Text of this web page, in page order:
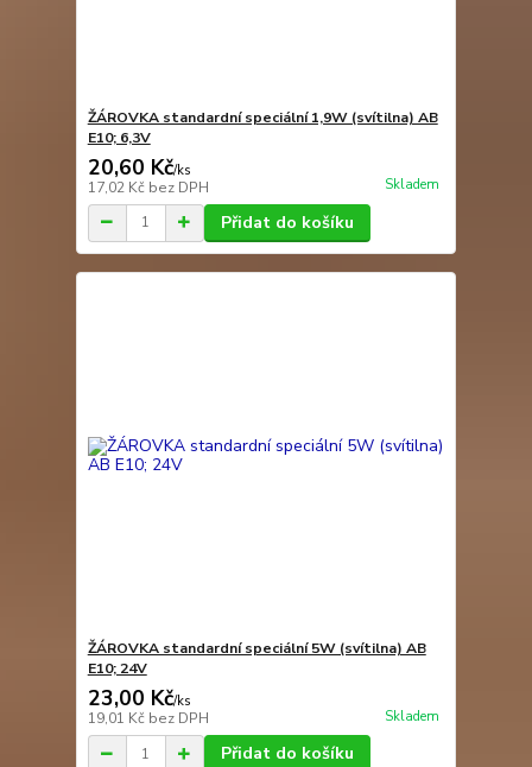
ŽÁROVKA standardní speciální 1,9W (svítilna) AB
E10; 6,3V
20,60 Kč/ks
17,02 Kč bez DPH Skladem
Přidat do košíku
ŽÁROVKA standardní speciální 5W (svítilna) AB
E10; 24V
23,00 Kč/ks
19,01 Kč bez DPH Skladem
Přidat do košíku